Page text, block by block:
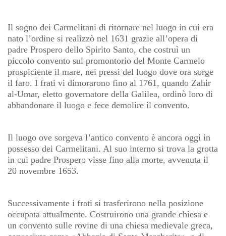
Il sogno dei Carmelitani di ritornare nel luogo in cui era
nato l’ordine si realizzò nel 1631 grazie all’opera di
padre Prospero dello Spirito Santo, che costruì un
piccolo convento sul promontorio del Monte Carmelo
prospiciente il mare, nei pressi del luogo dove ora sorge
il faro. I frati vi dimorarono fino al 1761, quando Zahir
al-Umar, eletto governatore della Galilea, ordinò loro di
abbandonare il luogo e fece demolire il convento.
Il luogo ove sorgeva l’antico convento è ancora oggi in
possesso dei Carmelitani. Al suo interno si trova la grotta
in cui padre Prospero visse fino alla morte, avvenuta il
20 novembre 1653.
Successivamente i frati si trasferirono nella posizione
occupata attualmente. Costruirono una grande chiesa e
un convento sulle rovine di una chiesa medievale greca,